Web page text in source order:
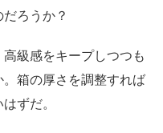
ろうか？
級感をキープしつつも
箱の厚さを調整すれば
ずだ。